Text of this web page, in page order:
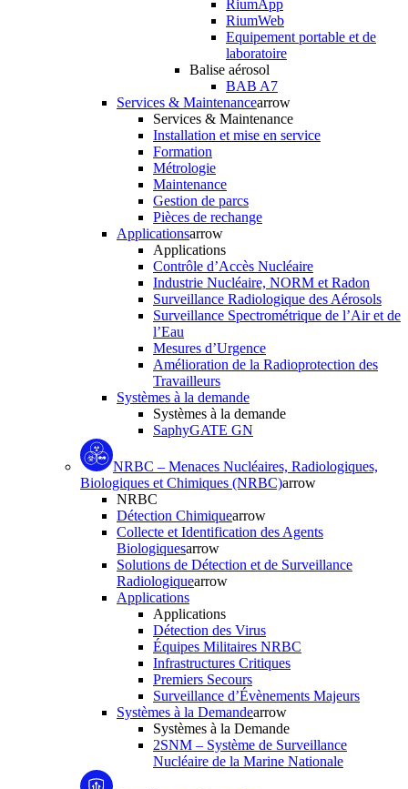
RiumApp
RiumWeb
Equipement portable et de
laboratoire
Balise aérosol
BAB A7
Services & Maintenancearrow
Services & Maintenance
Installation et mise en service
Formation
Métrologie
Maintenance
Gestion de parcs
Pièces de rechange
Applicationsarrow
Applications
Contrôle d’Accès Nucléaire
Industrie Nucléaire, NORM et Radon
Surveillance Radiologique des Aérosols
Surveillance Spectrométrique de l’Air et de
l’Eau
Mesures d’Urgence
Amélioration de la Radioprotection des
Travailleurs
Systèmes à la demande
Systèmes à la demande
SaphyGATE GN
NRBC – Menaces Nucléaires, Radiologiques,
Biologiques et Chimiques (NRBC)arrow
NRBC
Détection Chimiquearrow
Collecte et Identification des Agents
Biologiquesarrow
Solutions de Détection et de Surveillance
Radiologiquearrow
Applications
Applications
Détection des Virus
Équipes Militaires NRBC
Infrastructures Critiques
Premiers Secours
Surveillance d’Évènements Majeurs
Systèmes à la Demandearrow
Systèmes à la Demande
2SNM – Système de Surveillance
Nucléaire de la Marine Nationale